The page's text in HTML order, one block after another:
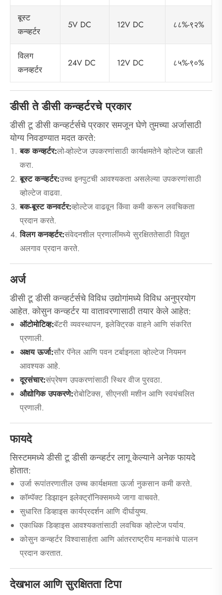
बूस्ट
कन्व्हर्टर
5V DC 12V DC ८८%-९२%
विलग
कनव्हर्टर
24V DC 12V DC ८५%-९०%
डीसी ते डीसी कन्व्हर्टरचे प्रकार
डीसी टू डीसी कन्व्हर्टर्सचे प्रकार समजून घेणे तुमच्या अर्जासाठी
योग्य निवडण्यात मदत करते:
बक कन्व्हर्टर:लो-व्होल्टेज उपकरणांसाठी कार्यक्षमतेने व्होल्टेज खाली
करा.
बूस्ट कन्व्हर्टर:उच्च इनपुटची आवश्यकता असलेल्या उपकरणांसाठी
व्होल्टेज वाढवा.
बक-बूस्ट कनवर्टर:व्होल्टेज वाढवून किंवा कमी करून लवचिकता
प्रदान करते.
विलग कनव्हर्टर:संवेदनशील प्रणालींमध्ये सुरक्षिततेसाठी विद्युत
अलगाव प्रदान करते.
अर्ज
डीसी टू डीसी कन्व्हर्टर्सचे विविध उद्योगांमध्ये विविध अनुप्रयोग
आहेत. कोसुन कन्व्हर्टर या वातावरणासाठी तयार केले आहेत:
ऑटोमोटिव्ह:बॅटरी व्यवस्थापन, इलेक्ट्रिक वाहने आणि संकरित
प्रणाली.
अक्षय ऊर्जा:सौर पॅनेल आणि पवन टर्बाइनला व्होल्टेज नियमन
आवश्यक आहे.
दूरसंचार:संप्रेषण उपकरणांसाठी स्थिर वीज पुरवठा.
औद्योगिक उपकरणे:रोबोटिक्स, सीएनसी मशीन आणि स्वयंचलित
प्रणाली.
फायदे
सिस्टममध्ये डीसी टू डीसी कन्व्हर्टर लागू केल्याने अनेक फायदे
होतात:
उर्जा रूपांतरणातील उच्च कार्यक्षमता ऊर्जा नुकसान कमी करते.
कॉम्पॅक्ट डिझाइन इलेक्ट्रॉनिक्समध्ये जागा वाचवते.
सुधारित डिव्हाइस कार्यप्रदर्शन आणि दीर्घायुष्य.
एकाधिक डिव्हाइस आवश्यकतांसाठी लवचिक व्होल्टेज पर्याय.
कोसुन कन्व्हर्टर विश्वासार्हता आणि आंतरराष्ट्रीय मानकांचे पालन
प्रदान करतात.
देखभाल आणि सुरक्षितता टिपा